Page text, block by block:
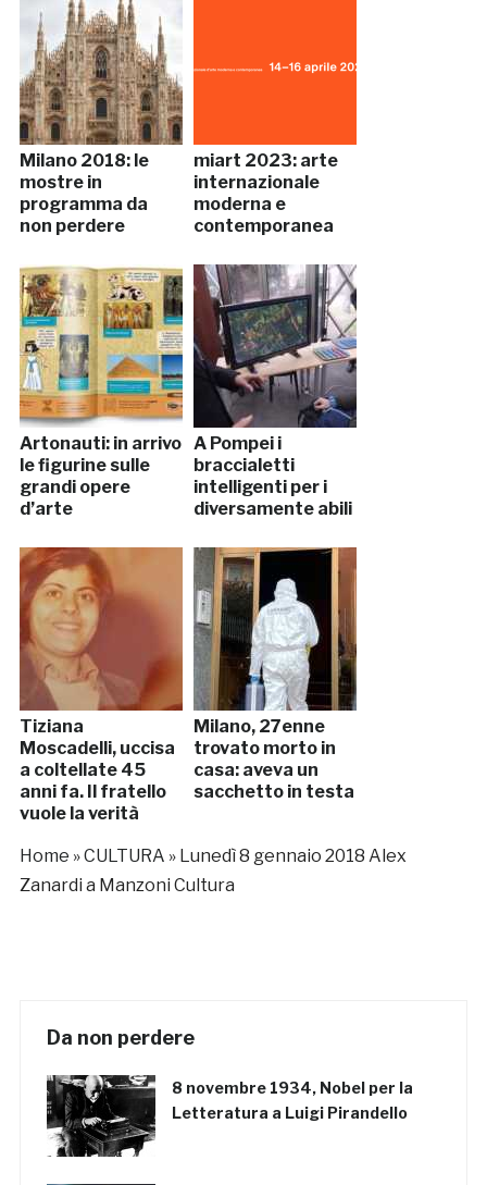
Milano 2018: le
mostre in
programma da
non perdere
miart 2023: arte
internazionale
moderna e
contemporanea
Artonauti: in arrivo
le figurine sulle
grandi opere
d’arte
A Pompei i
braccialetti
intelligenti per i
diversamente abili
Tiziana
Moscadelli, uccisa
a coltellate 45
anni fa. Il fratello
vuole la verità
Milano, 27enne
trovato morto in
casa: aveva un
sacchetto in testa
Home »CULTURA » Lunedì 8 gennaio 2018 Alex
Zanardi a Manzoni Cultura
Da non perdere
8 novembre 1934, Nobel per la
Letteratura a Luigi Pirandello